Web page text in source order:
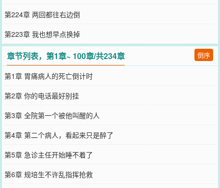
第224章 两回都往右边倒
第223章 我也想早点换掉
章节列表，第1章~ 100章/共234章 倒序
第1章 胃痛病人的死亡倒计时
第2章 你的电话最好别挂
第3章 全院第一个被他叫醒的人
第4章 第二个病人，看起来只是醉了
第5章 急诊主任开始睡不着了
第6章 规培生不许乱指挥抢救